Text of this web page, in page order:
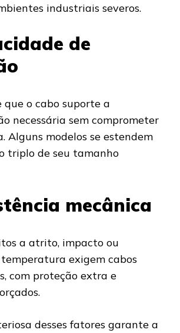
industriais severos.
de
o cabo suporte a
necessária sem comprometer
Alguns modelos se estendem
triplo de seu tamanho
mecânica
a atrito, impacto ou
exigem cabos
com proteção extra e
desses fatores garante a